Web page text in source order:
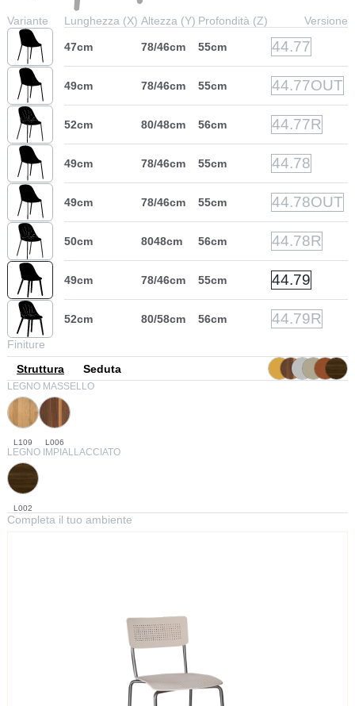
Variante Lunghezza (X) Altezza (Y) Profondità (Z) Versione
47cm 78/46cm 55cm 44.77
49cm 78/46cm 55cm 44.77OUT
52cm 80/48cm 56cm 44.77R
49cm 78/46cm 55cm 44.78
49cm 78/46cm 55cm 44.78OUT
50cm 8048cm 56cm 44.78R
49cm 78/46cm 55cm 44.79
52cm 80/58cm 56cm 44.79R
Finiture
Struttura
Seduta
LEGNO MASSELLO
L109 L006
LEGNO IMPIALLACCIATO
L002
Completa il tuo ambiente